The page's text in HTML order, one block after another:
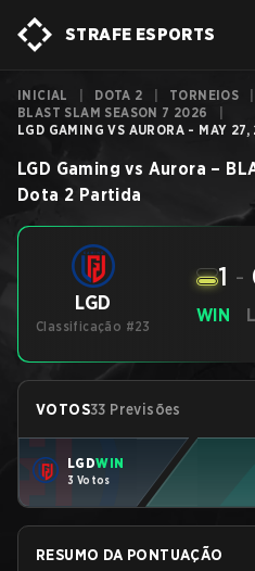
STRAFE ESPORTS
INICIAL DOTA 2 TORNEIOS
BLAST SLAM SEASON 7 2026
LGD GAMING VS AURORA - MAY
LGD Gaming vs Aurora –
Dota 2 Partida
LGD
Classificação #23
WIN
1 -
VOTOS33 Previsões
LGDWIN
3 Votos
RESUMO DA PONTUAÇÃO